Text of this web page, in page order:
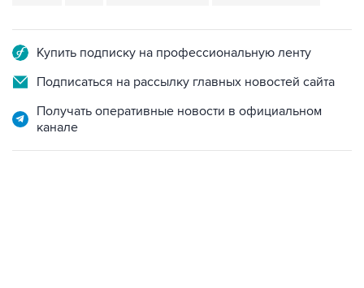
Купить подписку на профессиональную ленту
Подписаться на рассылку главных новостей сайта
Получать оперативные новости в официальном
канале